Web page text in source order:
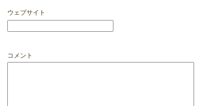
ウェブサイト
コメント